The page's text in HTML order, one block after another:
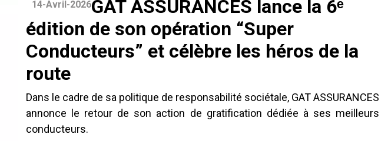
14-Avril-2026GAT ASSURANCES lance la 6ᵉ
édition de son opération “Super
Conducteurs” et célèbre les héros de la
route
Dans le cadre de sa politique de responsabilité sociétale, GAT ASSURANCES
annonce le retour de son action de gratification dédiée à ses meilleurs
conducteurs.